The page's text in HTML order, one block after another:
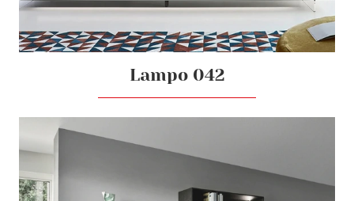
Lampo 042